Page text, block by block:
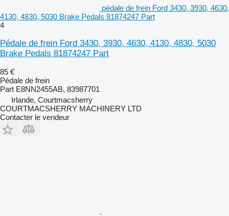
pédale de frein Ford 3430, 3930, 4630,
4130, 4830, 5030 Brake Pedals 81874247 Part
4
Pédale de frein Ford 3430, 3930, 4630, 4130, 4830, 5030
Brake Pedals 81874247 Part
85 €
Pédale de frein
Part E8NN2455AB, 83987701
Irlande, Courtmacsherry
COURTMACSHERRY MACHINERY LTD
Contacter le vendeur